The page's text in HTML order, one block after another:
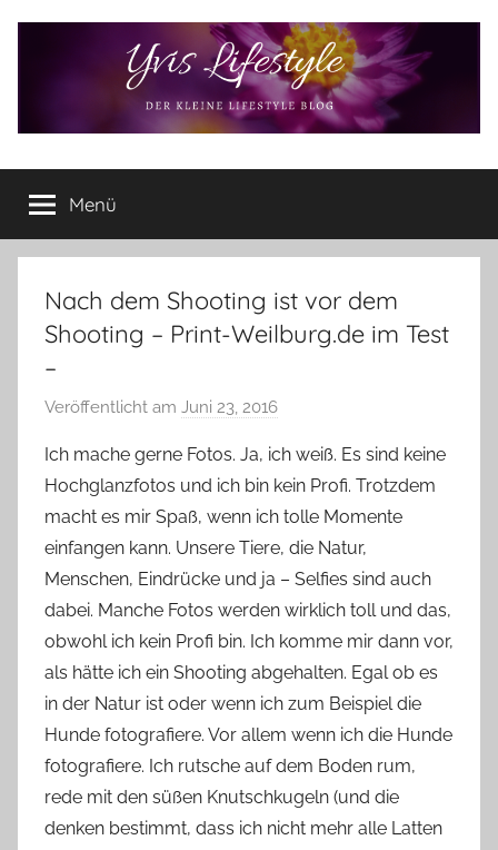
Yvis
Lifestyle
Lifestyle
Blog
–
Lifestyle,
Rezensionen,
Produkttests
Menü
Nach dem Shooting ist vor dem
Shooting – Print-Weilburg.de im Test
–
Veröffentlicht am Juni 23, 2016
n
Y
v
o
n
n
e
Ich mache gerne Fotos. Ja, ich weiß. Es sind keine
Hochglanzfotos und ich bin kein Profi. Trotzdem
macht es mir Spaß, wenn ich tolle Momente
einfangen kann. Unsere Tiere, die Natur,
Menschen, Eindrücke und ja – Selfies sind auch
dabei. Manche Fotos werden wirklich toll und das,
obwohl ich kein Profi bin. Ich komme mir dann vor,
als hätte ich ein Shooting abgehalten. Egal ob es
in der Natur ist oder wenn ich zum Beispiel die
Hunde fotografiere. Vor allem wenn ich die Hunde
fotografiere. Ich rutsche auf dem Boden rum,
rede mit den süßen Knutschkugeln (und die
denken bestimmt, dass ich nicht mehr alle Latten